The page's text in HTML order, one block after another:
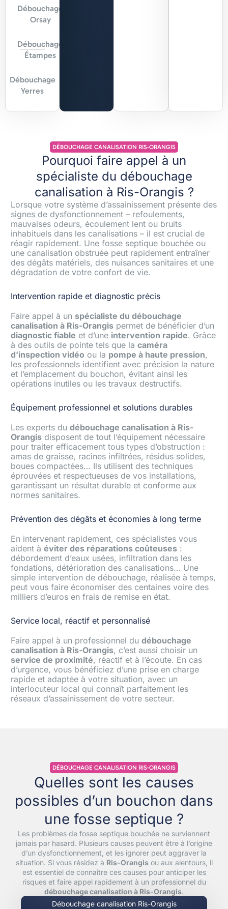
Débouchage
Orsay
Débouchage
Étampes
Débouchage
Yerres
DÉBOUCHAGE CANALISATION RIS-ORANGIS
Pourquoi faire appel à un
spécialiste du débouchage
canalisation à Ris-Orangis ?
Lorsque votre système d’assainissement présente des
signes de dysfonctionnement – refoulements,
mauvaises odeurs, écoulement lent ou bruits
inhabituels dans les canalisations – il est crucial de
réagir rapidement. Une fosse septique bouchée ou
une canalisation obstruée peut rapidement entraîner
des dégâts matériels, des nuisances sanitaires et une
dégradation de votre confort de vie.
Intervention rapide et diagnostic précis
Faire appel à un spécialiste du débouchage
canalisation à Ris-Orangis permet de bénéficier d’un
diagnostic fiable et d’une intervention rapide. Grâce
à des outils de pointe tels que la caméra
d’inspection vidéo ou la pompe à haute pression,
les professionnels identifient avec précision la nature
et l’emplacement du bouchon, évitant ainsi les
opérations inutiles ou les travaux destructifs.
Équipement professionnel et solutions durables
Les experts du débouchage canalisation à Ris-
Orangis disposent de tout l’équipement nécessaire
pour traiter efficacement tous types d’obstruction :
amas de graisse, racines infiltrées, résidus solides,
boues compactées… Ils utilisent des techniques
éprouvées et respectueuses de vos installations,
garantissant un résultat durable et conforme aux
normes sanitaires.
Prévention des dégâts et économies à long terme
En intervenant rapidement, ces spécialistes vous
aident à éviter des réparations coûteuses :
débordement d’eaux usées, infiltration dans les
fondations, détérioration des canalisations… Une
simple intervention de débouchage, réalisée à temps,
peut vous faire économiser des centaines voire des
milliers d’euros en frais de remise en état.
Service local, réactif et personnalisé
Faire appel à un professionnel du débouchage
canalisation à Ris-Orangis, c’est aussi choisir un
service de proximité, réactif et à l’écoute. En cas
d’urgence, vous bénéficiez d’une prise en charge
rapide et adaptée à votre situation, avec un
interlocuteur local qui connaît parfaitement les
réseaux d’assainissement de votre secteur.
DÉBOUCHAGE CANALISATION RIS-ORANGIS
Quelles sont les causes
possibles d’un bouchon dans
une fosse septique ?
Les problèmes de fosse septique bouchée ne surviennent
jamais par hasard. Plusieurs causes peuvent être à l’origine
d’un dysfonctionnement, et les ignorer peut aggraver la
situation. Si vous résidez à Ris-Orangisou aux alentours, il
est essentiel de connaître ces causes pour anticiper les
risques et faire appel rapidement à un professionnel du
débouchage canalisation à Ris-Orangis.
Débouchage canalisation Ris-Orangis